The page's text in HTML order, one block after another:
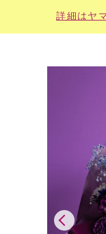
詳細はヤ